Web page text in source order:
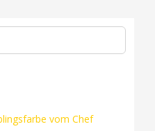
vom Chef